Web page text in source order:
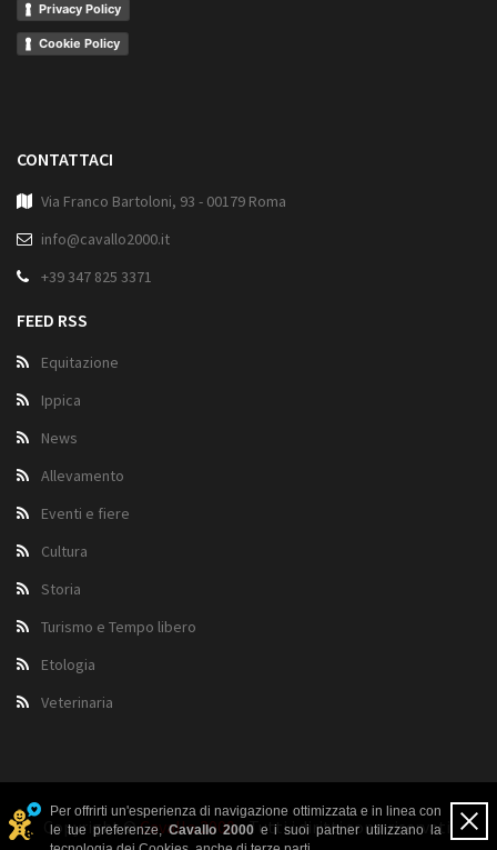
Privacy Policy
Cookie Policy
CONTATTACI
Via Franco Bartoloni, 93 - 00179 Roma
info@cavallo2000.it
+39 347 825 3371
FEED RSS
Equitazione
Ippica
News
Allevamento
Eventi e fiere
Cultura
Storia
Turismo e Tempo libero
Etologia
Veterinaria
Copyright ©Cavallo 2000- Tutti i diritti sono riservati.
Per offrirti un'esperienza di navigazione ottimizzata e in linea con
le tue preferenze,Cavallo 2000e i suoi partner utilizzano la